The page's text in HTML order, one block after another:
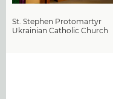
St. Stephen Protomartyr
Ukrainian Catholic Church